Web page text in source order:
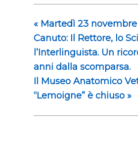
«Martedì 23 novembre
Canuto: Il Rettore, lo
l’Interlinguista. Un
anni dalla scomparsa.
Il Museo Anatomico
“Lemoigne” è chiuso »